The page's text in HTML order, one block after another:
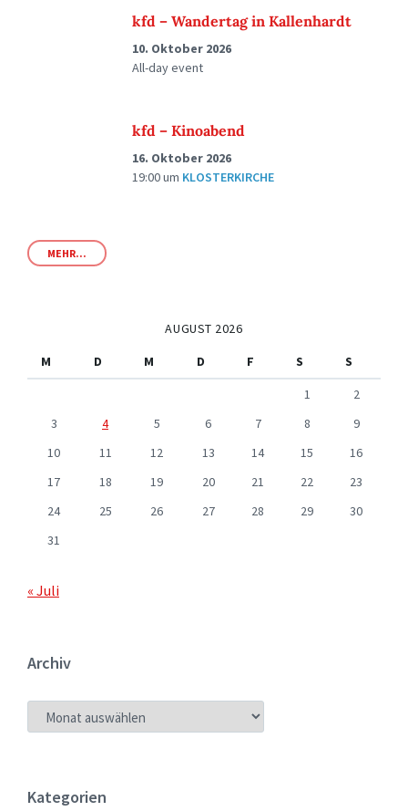
kfd – Wandertag in Kallenhardt
10. Oktober 2026
All-day event
kfd – Kinoabend
16. Oktober 2026
19:00um KLOSTERKIRCHE
MEHR...
AUGUST 2026
M
D M D F S
S
1
2
3
4 5 6 7 8
9
10
11 12 13 14 15
16
17
18 19 20 21 22
23
24
25 26 27 28 29
30
31
« Juli
Archiv
ARCHIV
Kategorien